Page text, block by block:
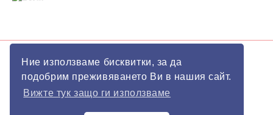
Ние използваме бисквитки, за да
подобрим преживяването Ви в нашия сайт.
Вижте тук защо ги използваме
Нашият онлайн магазин е 100% съобразен с GDPR.